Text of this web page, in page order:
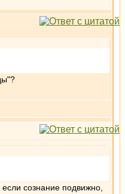
сознание подвижно,